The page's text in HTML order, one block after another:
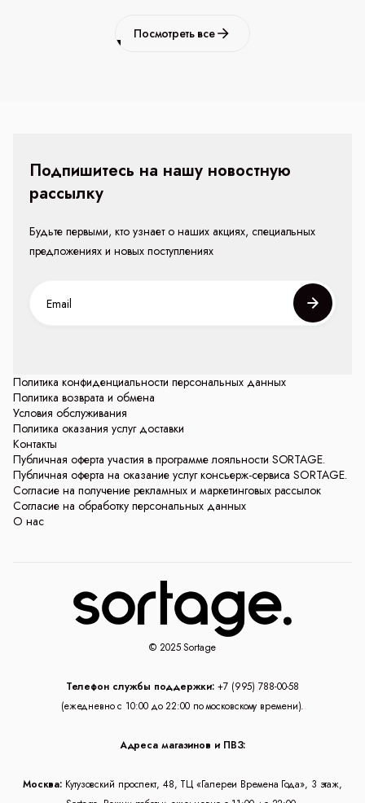
Посмотреть все
Политика конфиденциальности персональных данных
Политика возврата и обмена
Условия обслуживания
Политика оказания услуг доставки
Контакты
Публичная оферта участия в программе лояльности SORTAGE.
Публичная оферта на оказание услуг консьерж-сервиса SORTAGE.
Согласие на получение рекламных и маркетинговых рассылок
Согласие на обработку персональных данных
О нас
Подпишитесь на нашу новостную
рассылку
Будьте первыми, кто узнает о наших акциях, специальных
предложениях и новых поступлениях
© 2025 Sortage
Телефон службы поддержки: +7 (995) 788-00-58
(ежедневно с 10:00 до 22:00 по московскому времени).
Адреса магазинов и ПВЗ:
Москва: Кутузовский проспект, 48, ТЦ «Галереи Времена Года», 3 этаж,